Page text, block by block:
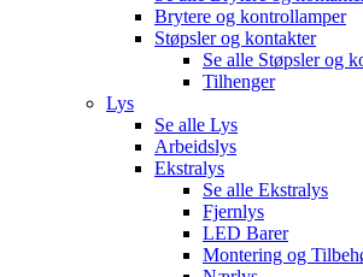
Brytere og kontrollamper
Støpsler og kontakter
Se alle Støpsler og
Tilhenger
Lys
Se alle Lys
Arbeidslys
Ekstralys
Se alle Ekstralys
Fjernlys
LED Barer
Montering og